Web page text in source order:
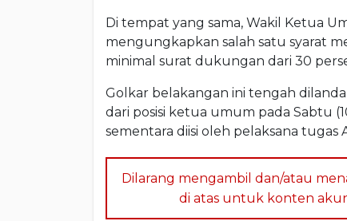
Di tempat yang sama, Wakil Ketua
mengungkapkan salah satu syarat
minimal surat dukungan dari 30
Golkar belakangan ini tengah
dari posisi ketua umum pada Sabtu
sementara diisi oleh pelaksana tugas
Dilarang mengambil dan/atau
di atas untuk konten